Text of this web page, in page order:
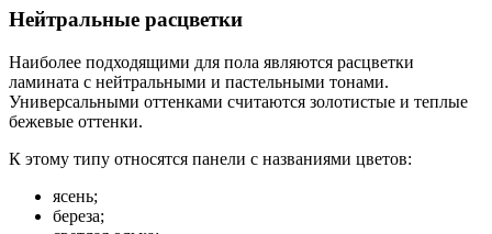
Нейтральные расцветки
Наиболее подходящими для пола являются расцветки
ламината с нейтральными и пастельными тонами.
Универсальными оттенками считаются золотистые и теплые
бежевые оттенки.
К этому типу относятся панели с названиями цветов:
ясень;
береза;